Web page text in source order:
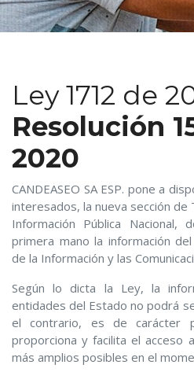
Ley 1712 de
Resolución
2020
CANDEASEO SA ESP. pone a
interesados, la nueva sección de
Información Pública Nacional,
primera mano la información
de la Información y las
Según lo dicta la Ley, la
entidades del Estado no podrá
el contrario, es de carácter
proporciona y facilita el acceso
más amplios posibles en el